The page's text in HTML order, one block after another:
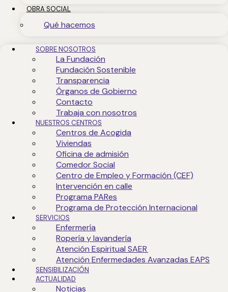
OBRA SOCIAL
Qué hacemos
SOBRE NOSOTROS
La Fundación
Fundación Sostenible
Transparencia
Órganos de Gobierno
Contacto
Trabaja con nosotros
NUESTROS CENTROS
Centros de Acogida
Viviendas
Oficina de admisión
Comedor Social
Centro de Empleo y Formación (CEF)
Intervención en calle
Programa PARes
Programa de Protección Internacional
SERVICIOS
Enfermería
Ropería y lavandería
Atención Espiritual SAER
Atención Enfermedades Avanzadas EAPS
SENSIBILIZACIÓN
ACTUALIDAD
Noticias
Voluntariado de
Apoyo a servicios
Comedor social, lavandería, ropería, consigna
de equipajes, otros.
Voluntariado de
Apoyo en la recuperación
De la persona atendida. Talleres de
recuperación personal, actividades de ocio
y tiempo libre, actividad física.